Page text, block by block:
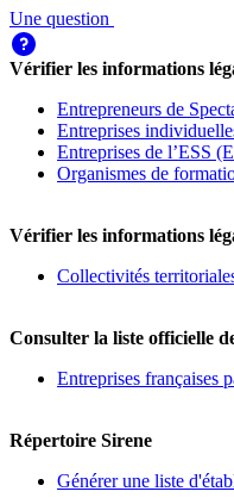
Une question
Vérifier les informations
Entrepreneurs de
Entreprises
Entreprises de l’ESS
Organismes de
Vérifier les informations
Collectivités
Consulter la liste officielle
Entreprises françaises
Répertoire Sirene
Générer une liste